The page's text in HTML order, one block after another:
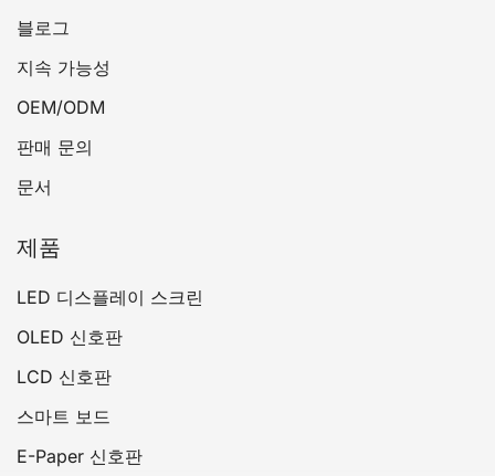
블로그
지속 가능성
OEM/ODM
판매 문의
문서
제품
LED 디스플레이 스크린
OLED 신호판
LCD 신호판
스마트 보드
E-Paper 신호판